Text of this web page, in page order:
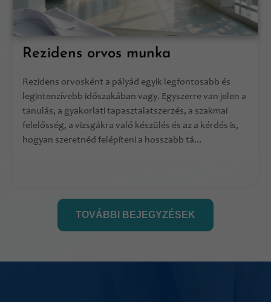
Rezidens orvos munka
Rezidens orvosként a pályád egyik legfontosabb és
legintenzívebb időszakában vagy. Egyszerre van jelen a
tanulás, a gyakorlati tapasztalatszerzés, a szakmai
felelősség, a vizsgákra való készülés és az a kérdés is,
hogyan szeretnéd felépíteni a hosszabb tá...
TOVÁBBI BEJEGYZÉSEK